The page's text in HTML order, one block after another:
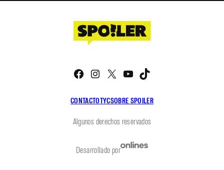
CONTACTOTYCSOBRE SPOILER
Facebook
Instagram
X YouTube
Algunos derechos reservados
Desarrollado por